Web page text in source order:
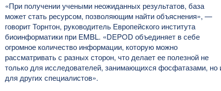
«При получении учеными неожиданных результатов, база
может стать ресурсом, позволяющим найти объяснения», —
говорит Торнтон, руководитель Европейского института
биоинформатики при EMBL. «DEPOD объединяет в себе
огромное количество информации, которую можно
рассматривать с разных сторон, что делает ее полезной не
только для исследователей, занимающихся фосфатазами, но
для других специалистов».